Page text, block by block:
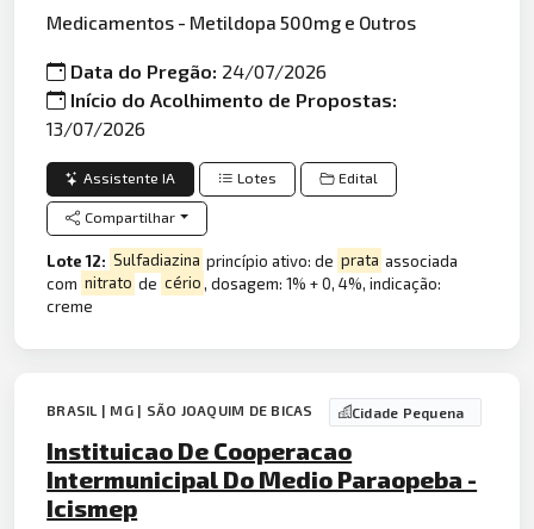
Medicamentos - Metildopa 500mg e Outros
Data do Pregão: 24/07/2026
Início do Acolhimento de Propostas:
13/07/2026
Assistente IA Lotes Edital
Compartilhar
Lote 12: Sulfadiazina princípio ativo: de prata associada
com nitrato de cério, dosagem: 1% + 0, 4%, indicação:
creme
BRASIL | MG | SÃO JOAQUIM DE BICAS Cidade Pequena
Instituicao De Cooperacao
Intermunicipal Do Medio Paraopeba -
Icismep